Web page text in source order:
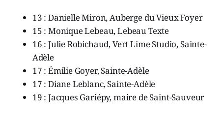
13 : Danielle Miron, Auberge du Vieux Foyer
15 : Monique Lebeau, Lebeau Texte
16 : Julie Robichaud, Vert Lime Studio, Sainte-
Adèle
17 : Émilie Goyer, Sainte-Adèle
17 : Diane Leblanc, Sainte-Adèle
19 : Jacques Gariépy, maire de Saint-Sauveur